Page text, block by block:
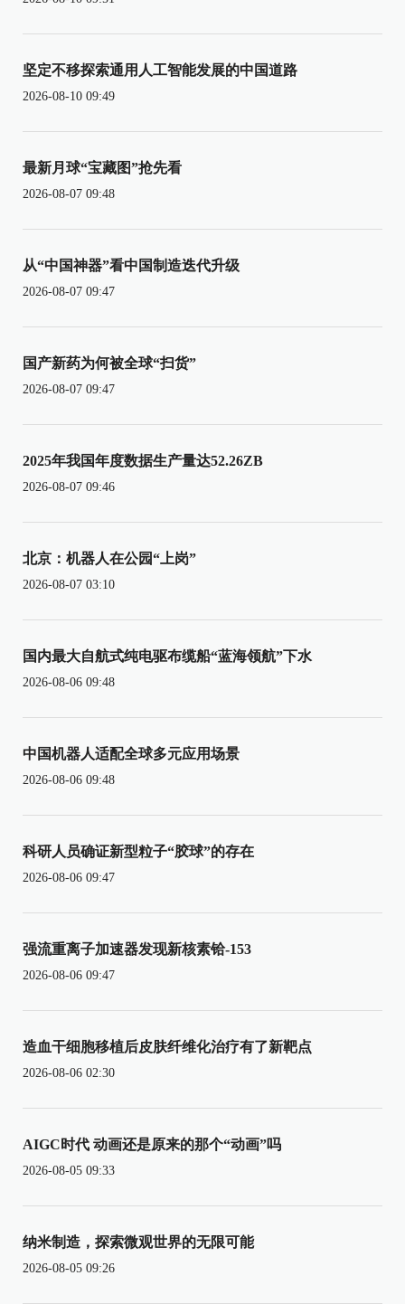
坚定不移探索通用人工智能发展的中国道路
2026-08-10 09:49
最新月球“宝藏图”抢先看
2026-08-07 09:48
从“中国神器”看中国制造迭代升级
2026-08-07 09:47
国产新药为何被全球“扫货”
2026-08-07 09:47
2025年我国年度数据生产量达52.26ZB
2026-08-07 09:46
北京：机器人在公园“上岗”
2026-08-07 03:10
国内最大自航式纯电驱布缆船“蓝海领航”下水
2026-08-06 09:48
中国机器人适配全球多元应用场景
2026-08-06 09:48
科研人员确证新型粒子“胶球”的存在
2026-08-06 09:47
强流重离子加速器发现新核素铪-153
2026-08-06 09:47
造血干细胞移植后皮肤纤维化治疗有了新靶点
2026-08-06 02:30
AIGC时代 动画还是原来的那个“动画”吗
2026-08-05 09:33
纳米制造，探索微观世界的无限可能
2026-08-05 09:26